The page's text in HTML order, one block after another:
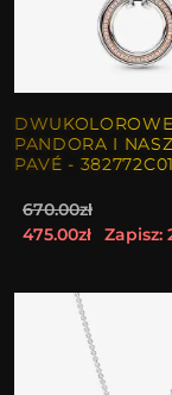
PANDORA I
PAVÉ - 382772C01
670.00zł
475.00zł
Zapisz: